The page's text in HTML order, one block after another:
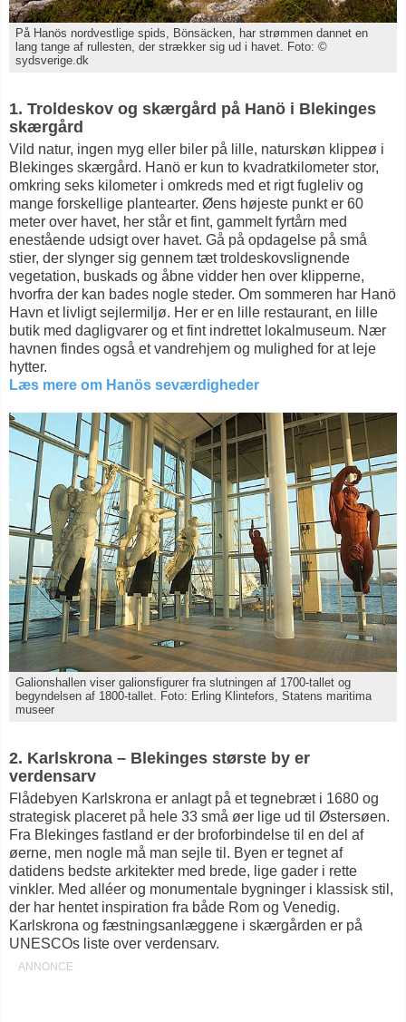
På Hanös nordvestlige spids, Bönsäcken, har strømmen dannet en
lang tange af rullesten, der strækker sig ud i havet. Foto: ©
sydsverige.dk
1. Troldeskov og skærgård på Hanö i Blekinges
skærgård
Vild natur, ingen myg eller biler på lille, naturskøn klippeø i
Blekinges skærgård. Hanö er kun to kvadratkilometer stor,
omkring seks kilometer i omkreds med et rigt fugleliv og
mange forskellige plantearter. Øens højeste punkt er 60
meter over havet, her står et fint, gammelt fyrtårn med
enestående udsigt over havet. Gå på opdagelse på små
stier, der slynger sig gennem tæt troldeskovslignende
vegetation, buskads og åbne vidder hen over klipperne,
hvorfra der kan bades nogle steder. Om sommeren har Hanö
Havn et livligt sejlermiljø. Her er en lille restaurant, en lille
butik med dagligvarer og et fint indrettet lokalmuseum. Nær
havnen findes også et vandrehjem og mulighed for at leje
hytter.
Læs mere om Hanös seværdigheder
Galionshallen viser galionsfigurer fra slutningen af 1700-tallet og
begyndelsen af 1800-tallet. Foto: Erling Klintefors, Statens maritima
museer
2. Karlskrona – Blekinges største by er
verdensarv
Flådebyen Karlskrona er anlagt på et tegnebræt i 1680 og
strategisk placeret på hele 33 små øer lige ud til Østersøen.
Fra Blekinges fastland er der broforbindelse til en del af
øerne, men nogle må man sejle til. Byen er tegnet af
datidens bedste arkitekter med brede, lige gader i rette
vinkler. Med alléer og monumentale bygninger i klassisk stil,
der har hentet inspiration fra både Rom og Venedig.
Karlskrona og fæstningsanlæggene i skærgården er på
UNESCOs liste over verdensarv.